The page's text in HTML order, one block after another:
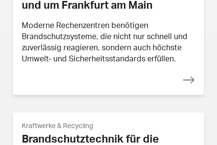
und um Frankfurt am Main
Moderne Rechenzentren benötigen
Brandschutzsysteme, die nicht nur schnell und
zuverlässig reagieren, sondern auch höchste
Umwelt- und Sicherheitsstandards erfüllen.
Kraftwerke & Recycling
Brandschutztechnik für die